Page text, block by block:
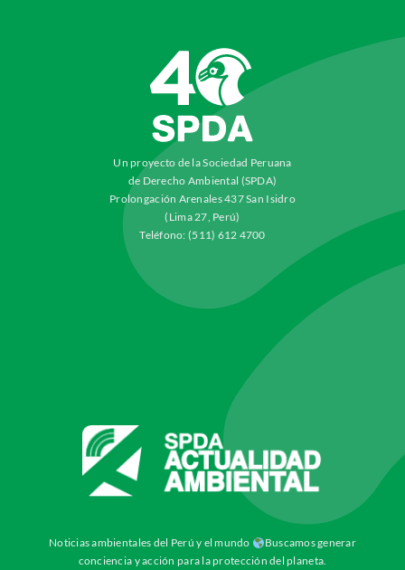
Un proyecto de la Sociedad Peruana
de Derecho Ambiental (SPDA)
Prolongación Arenales 437 San Isidro
(Lima 27, Perú)
Teléfono: (511) 612 4700
Noticias ambientales del Perú y el mundo
Buscamos generar
conciencia y acción para la protección del planeta.